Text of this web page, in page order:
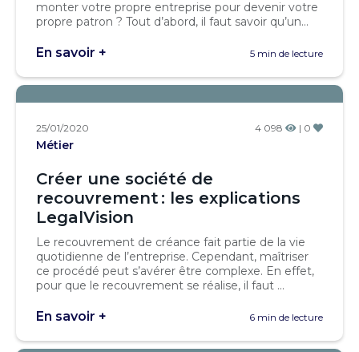
monter votre propre entreprise pour devenir votre
propre patron ? Tout d’abord, il faut savoir qu’un...
En savoir + 5 min de lecture
25/01/2020 4 098 | 0
Métier
Créer une société de
recouvrement : les explications
LegalVision
Le recouvrement de créance fait partie de la vie
quotidienne de l’entreprise. Cependant, maîtriser
ce procédé peut s’avérer être complexe. En effet,
pour que le recouvrement se réalise, il faut ...
En savoir + 6 min de lecture